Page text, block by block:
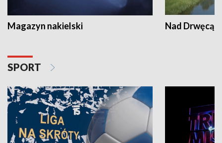
Magazyn nakielski Nad Drwęcą
SPORT